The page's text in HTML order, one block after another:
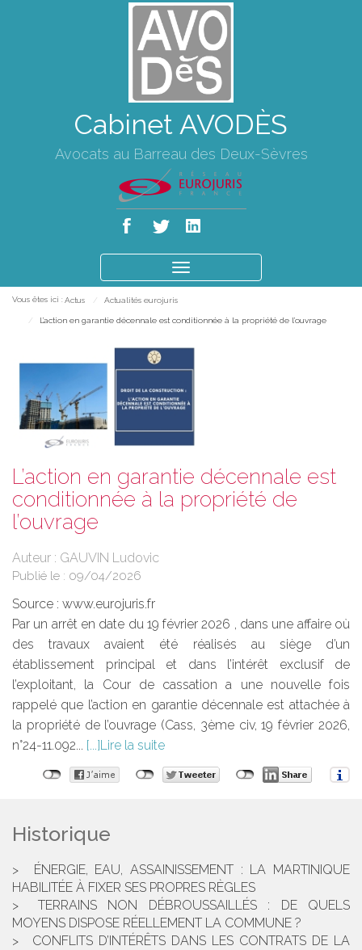
Cabinet AVODÈS
Avocats au Barreau des Deux-Sèvres
le
Vous êtes ici : Actus Actualités eurojuris
L’action en garantie décennale est conditionnée à la propriété de l’ouvrage
L’action en garantie décennale est
conditionnée à la propriété de
l’ouvrage
Auteur : GAUVIN Ludovic
Publié le : 09/04/2026
Source : www.eurojuris.fr
Par un arrêt en date du 19 février 2026 , dans une affaire où
des travaux avaient été réalisés au siège d’un
établissement principal et dans l’intérêt exclusif de
l’exploitant, la Cour de cassation a une nouvelle fois
rappelé que l’action en garantie décennale est attachée à
la propriété de l’ouvrage (Cass, 3ème civ, 19 février 2026,
n°24-11.092...
Lire la suite
Historique
ÉNERGIE, EAU, ASSAINISSEMENT : LA MARTINIQUE
HABILITÉE À FIXER SES PROPRES RÈGLES
TERRAINS NON DÉBROUSSAILLÉS : DE QUELS
MOYENS DISPOSE RÉELLEMENT LA COMMUNE ?
CONFLITS D’INTÉRÊTS DANS LES CONTRATS DE LA